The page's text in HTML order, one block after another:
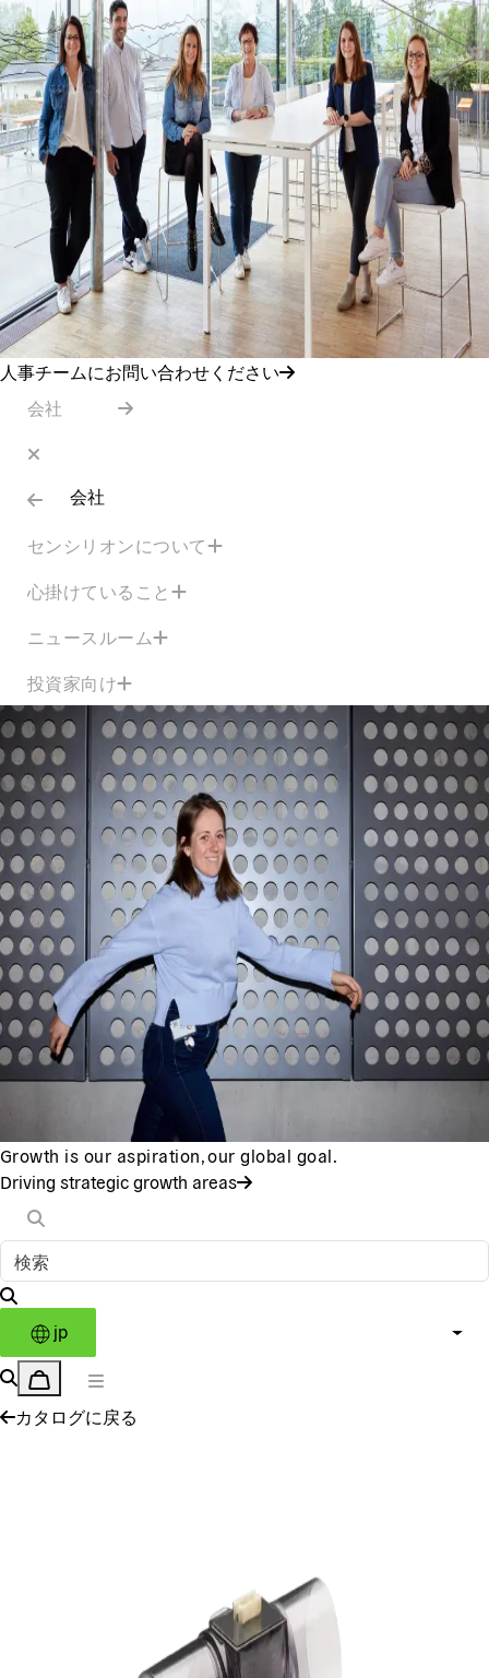
人事チームにお問い合わせください
会社
会社
センシリオンについて
心掛けていること
ニュースルーム
投資家向け
Growth is our aspiration, our global goal.
Driving strategic growth areas
jp
カタログに戻る